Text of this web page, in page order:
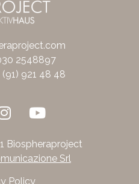
2548897
(91) 921 48 48
Biospheraproject
Srl
Policy